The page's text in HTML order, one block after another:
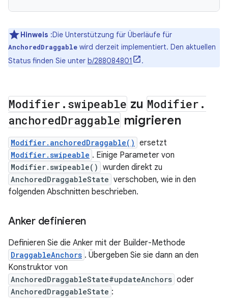
Hinweis :Die Unterstützung für Überläufe für
AnchoredDraggable wird derzeit implementiert. Den aktuellen
Status finden Sie unter b/288084801 .
Modifier . swipeable zu Modifier .
anchoredDraggable migrieren
Modifier.anchoredDraggable() ersetzt
Modifier.swipeable . Einige Parameter von
Modifier.swipeable() wurden direkt zu
AnchoredDraggableState verschoben, wie in den
folgenden Abschnitten beschrieben.
Anker definieren
Definieren Sie die Anker mit der Builder-Methode
DraggableAnchors . Übergeben Sie sie dann an den
Konstruktor von
AnchoredDraggableState#updateAnchors oder
AnchoredDraggableState :